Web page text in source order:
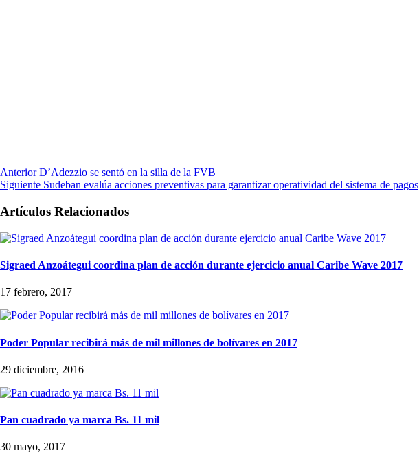
Anterior D’Adezzio se sentó en la silla de la FVB
Siguiente Sudeban evalúa acciones preventivas para garantizar operatividad del sistema de pagos
Artículos Relacionados
Sigraed Anzoátegui coordina plan de acción durante ejercicio anual Caribe Wave 2017
17 febrero, 2017
Poder Popular recibirá más de mil millones de bolívares en 2017
29 diciembre, 2016
Pan cuadrado ya marca Bs. 11 mil
30 mayo, 2017